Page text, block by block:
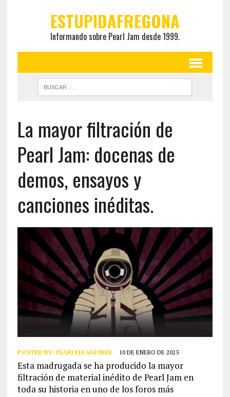
ESTUPIDAFREGONA
Informando sobre Pearl Jam desde 1999.
La mayor filtración de
Pearl Jam: docenas de
demos, ensayos y
canciones inéditas.
POSTED BY: IÑAKI EIZAGUIRRE 10 DE ENERO DE 2025
Esta madrugada se ha producido la mayor
filtración de material inédito de Pearl Jam en
toda su historia en uno de los foros más